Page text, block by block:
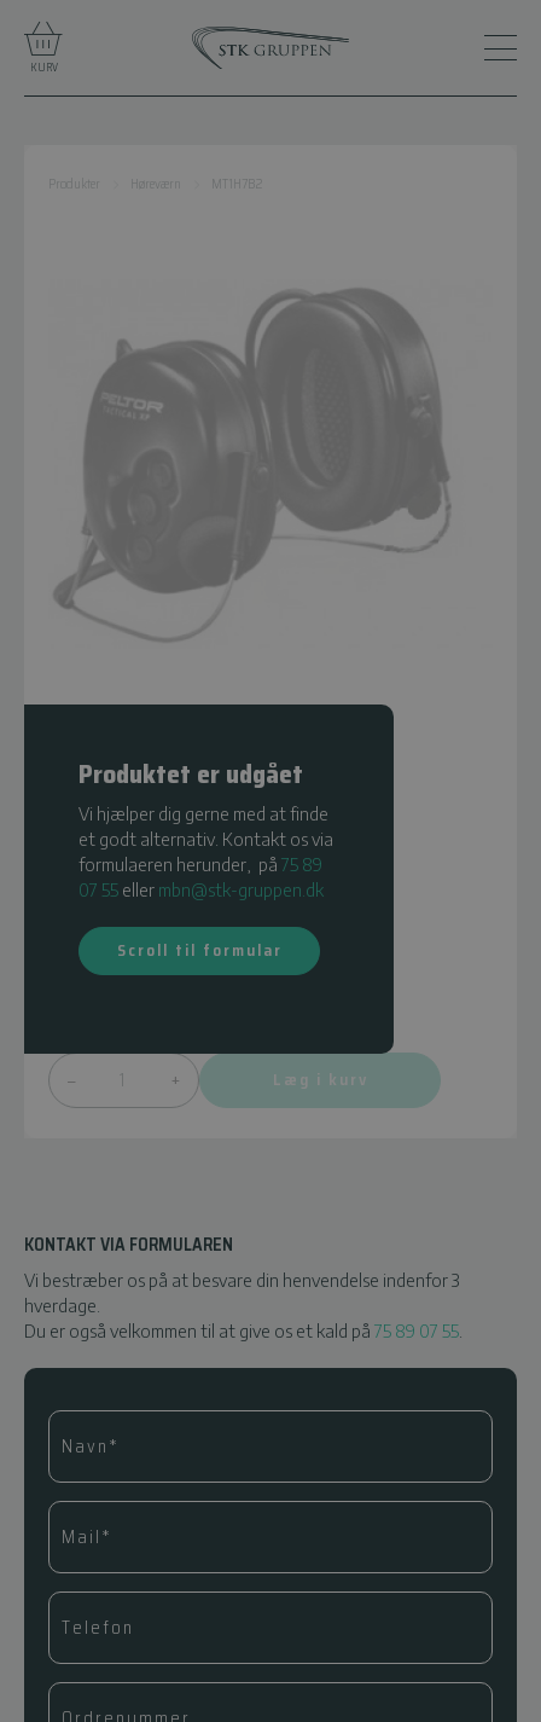
KURV
Produkter Høreværn MT1H7B2
MT1H7B2
Fuld produktbeskrivelse
– + Læg i kurv
Produktet er udgået
Vi hjælper dig gerne med at finde
et godt alternativ. Kontakt os via
formulaeren herunder, på 75 89
07 55 eller mbn@stk-gruppen.dk
Scroll til formular
KONTAKT VIA FORMULAREN
Vi bestræber os på at besvare din henvendelse indenfor 3
hverdage.
Du er også velkommen til at give os et kald på 75 89 07 55